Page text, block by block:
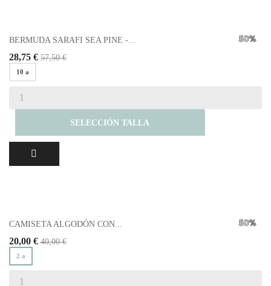
BERMUDA SARAFI SEA PINE -...
28,75 € 57,50 €
10 a
SELECCIÓN TALLA
CAMISETA ALGODÓN CON...
20,00 € 40,00 €
2 a